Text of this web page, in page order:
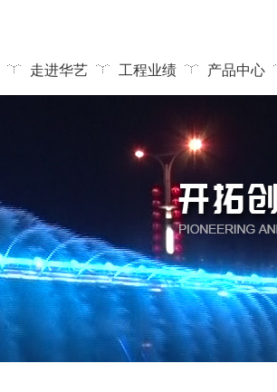
走进华艺 工程业绩 产品中心